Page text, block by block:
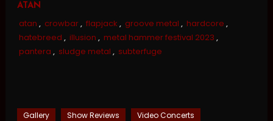
ATAN
atan , crowbar, flapjack , groove metal , hardcore ,
hatebreed , illusion , metal hammer festival 2023 ,
pantera , sludge metal , subterfuge
Gallery Show Reviews Video Concerts